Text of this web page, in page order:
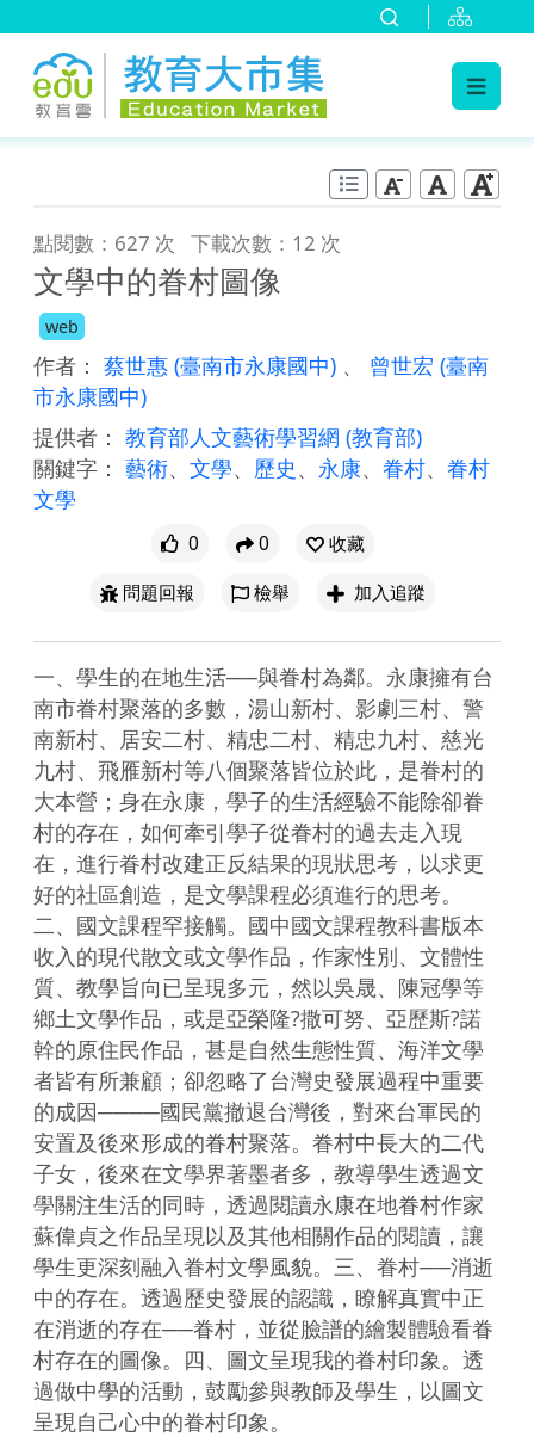
點閱數：627 次 下載次數：12 次
文學中的眷村圖像
web
作者： 蔡世惠 (臺南市永康國中) 、 曾世宏 (臺南
市永康國中)
提供者： 教育部人文藝術學習網 (教育部)
關鍵字： 藝術、 文學、 歷史 、 永康、 眷村、 眷村
文學
0 0
收藏
問題回報
檢舉 加入追蹤
一、學生的在地生活──與眷村為鄰。永康擁有台
南市眷村聚落的多數，湯山新村、影劇三村、警
南新村、居安二村、精忠二村、精忠九村、慈光
九村、飛雁新村等八個聚落皆位於此，是眷村的
大本營；身在永康，學子的生活經驗不能除卻眷
村的存在，如何牽引學子從眷村的過去走入現
在，進行眷村改建正反結果的現狀思考，以求更
好的社區創造，是文學課程必須進行的思考。
二、國文課程罕接觸。國中國文課程教科書版本
收入的現代散文或文學作品，作家性別、文體性
質、教學旨向已呈現多元，然以吳晟、陳冠學等
鄉土文學作品，或是亞榮隆?撒可努、亞歷斯?諾
幹的原住民作品，甚是自然生態性質、海洋文學
者皆有所兼顧；卻忽略了台灣史發展過程中重要
的成因────國民黨撤退台灣後，對來台軍民的
安置及後來形成的眷村聚落。眷村中長大的二代
子女，後來在文學界著墨者多，教導學生透過文
學關注生活的同時，透過閱讀永康在地眷村作家
蘇偉貞之作品呈現以及其他相關作品的閱讀，讓
學生更深刻融入眷村文學風貌。三、眷村──消逝
中的存在。透過歷史發展的認識，瞭解真實中正
在消逝的存在──眷村，並從臉譜的繪製體驗看眷
村存在的圖像。四、圖文呈現我的眷村印象。透
過做中學的活動，鼓勵參與教師及學生，以圖文
呈現自己心中的眷村印象。